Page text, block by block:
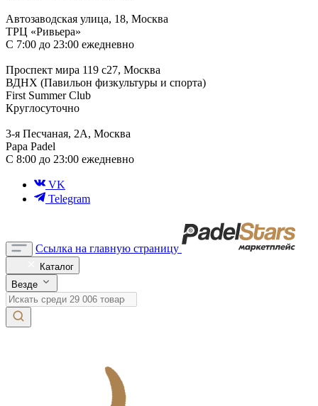
Автозаводская улица, 18, Москва
ТРЦ «Ривьера»
С 7:00 до 23:00 ежедневно
Проспект мира 119 с27, Москва
ВДНХ (Павильон физкультуры и спорта)
First Summer Club
Круглосуточно
3-я Песчаная, 2А, Москва
Papa Padel
С 8:00 до 23:00 ежедневно
VK
Telegram
Ссылка на главную страницу
Каталог
Везде